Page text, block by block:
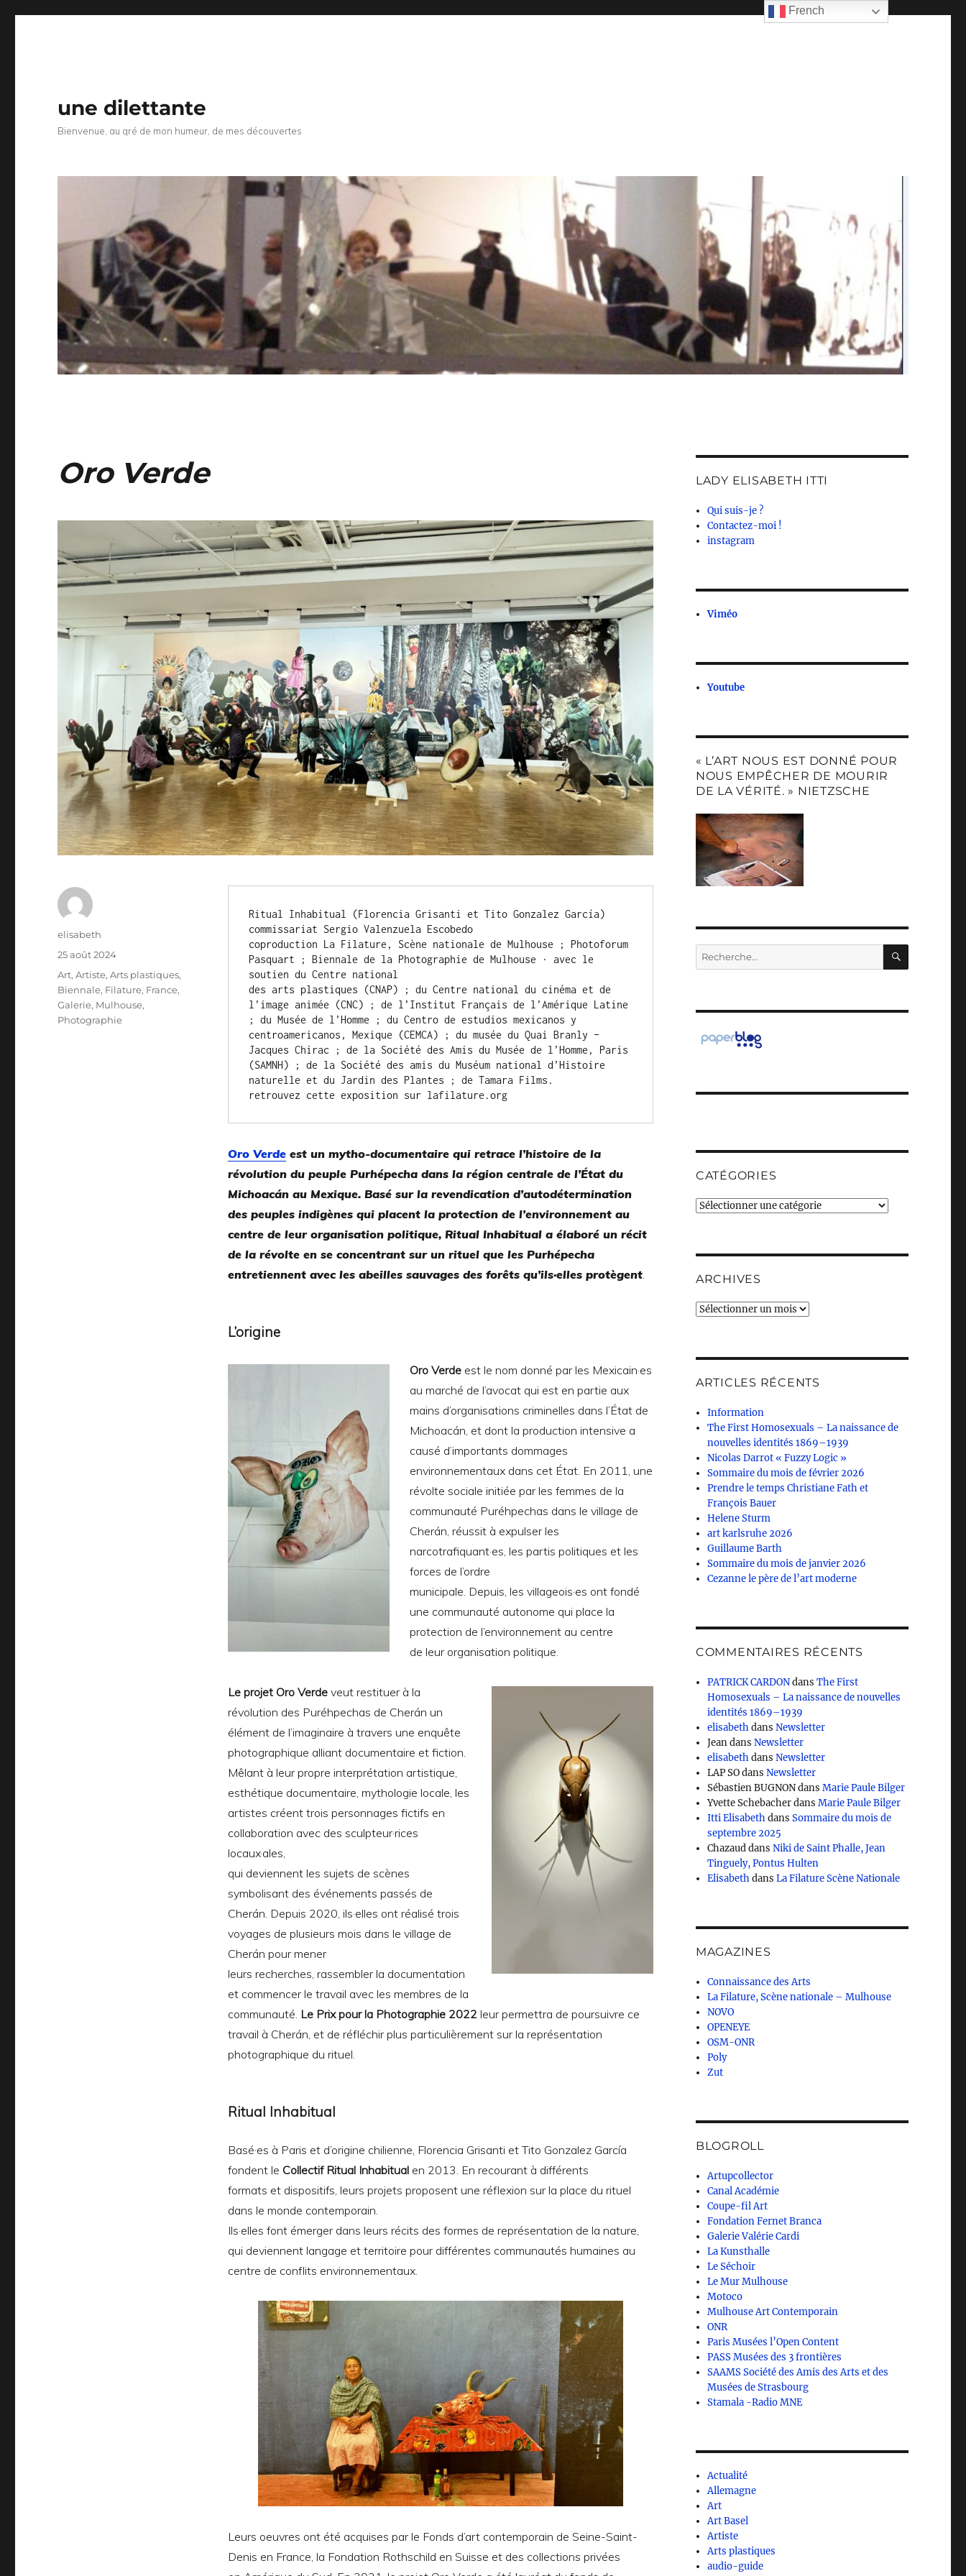
une dilettante
Bienvenue, au gré de mon humeur, de mes découvertes
Oro Verde
Ritual Inhabitual (Florencia Grisanti et Tito Gonzalez García)
commissariat Sergio Valenzuela Escobedo
coproduction La Filature, Scène nationale de Mulhouse ; Photoforum
Pasquart ; Biennale de la Photographie de Mulhouse · avec le
soutien du Centre national
des arts plastiques (CNAP) ; du Centre national du cinéma et de
l’image animée (CNC) ; de l’Institut Français de l’Amérique Latine
; du Musée de l’Homme ; du Centro de estudios mexicanos y
centroamericanos, Mexique (CEMCA) ; du musée du Quai Branly –
Jacques Chirac ; de la Société des Amis du Musée de l’Homme, Paris
(SAMNH) ; de la Société des amis du Muséum national d’Histoire
naturelle et du Jardin des Plantes ; de Tamara Films.
retrouvez cette exposition sur lafilature.org
Oro Verdeest un mytho-documentaire qui retrace l’histoire de la
révolution du peuple Purhépecha dans la région centrale de l’État du
Michoacán au Mexique. Basé sur la revendication d’autodétermination
des peuples indigènes qui placent la protection de l’environnement au
centre de leur organisation politique, Ritual Inhabitual a élaboré un récit
de la révolte en se concentrant sur un rituel que les Purhépecha
entretiennent avec les abeilles sauvages des forêts qu’ils·elles protègent.
L’origine
Oro Verdeest le nom donné par les Mexicain·es
au marché de l’avocat qui est en partie aux
mains d’organisations criminelles dans l’État de
Michoacán, et dont la production intensive a
causé d’importants dommages
environnementaux dans cet État. En 2011, une
révolte sociale initiée par les femmes de la
communauté Puréhpechas dans le village de
Cherán, réussit à expulser les
narcotrafiquant·es, les partis politiques et les
forces de l’ordre
municipale. Depuis, les villageois·es ont fondé
une communauté autonome qui place la
protection de l’environnement au centre
de leur organisation politique.
Le projet Oro Verdeveut restituer à la
révolution des Puréhpechas de Cherán un
élément de l’imaginaire à travers une enquête
photographique alliant documentaire et fiction.
Mêlant à leur propre interprétation artistique,
esthétique documentaire, mythologie locale, les
artistes créent trois personnages fictifs en
collaboration avec des sculpteur·rices
locaux·ales,
qui deviennent les sujets de scènes
symbolisant des événements passés de
Cherán. Depuis 2020, ils·elles ont réalisé trois
voyages de plusieurs mois dans le village de
Cherán pour mener
leurs recherches, rassembler la documentation
et commencer le travail avec les membres de la
communauté. Le Prix pour la Photographie 2022 leur permettra de poursuivre ce
travail à Cherán, et de réfléchir plus particulièrement sur la représentation
photographique du rituel.
Ritual Inhabitual
Basé·es à Paris et d’origine chilienne, Florencia Grisanti et Tito Gonzalez García
fondent le Collectif Ritual Inhabitualen 2013. En recourant à différents
formats et dispositifs, leurs projets proposent une réflexion sur la place du rituel
dans le monde contemporain.
Ils·elles font émerger dans leurs récits des formes de représentation de la nature,
qui deviennent langage et territoire pour différentes communautés humaines au
centre de conflits environnementaux.
Leurs oeuvres ont été acquises par le Fonds d’art contemporain de Seine-Saint-
Denis en France, la Fondation Rothschild en Suisse et des collections privées
Auteur
elisabeth
Publié
le
25 août 2024
Catégories
Art,Artiste,Arts plastiques,
Biennale, Filature, France,
Galerie, Mulhouse,
Photographie
LADY ELISABETH ITTI
Qui suis-je ?
Contactez-moi !
instagram
Viméo
Youtube
« L’ART NOUS EST DONNÉ POUR
NOUS EMPÊCHER DE MOURIR
DE LA VÉRITÉ. » NIETZSCHE
Recherche
pour :
CATÉGORIES
Catégories
ARCHIVES
Archives
ARTICLES RÉCENTS
Information
The First Homosexuals – La naissance de
nouvelles identités 1869–1939
Nicolas Darrot « Fuzzy Logic »
Sommaire du mois de février 2026
Prendre le temps Christiane Fath et
François Bauer
Helene Sturm
art karlsruhe 2026
Guillaume Barth
Sommaire du mois de janvier 2026
Cezanne le père de l’art moderne
COMMENTAIRES RÉCENTS
PATRICK CARDONdansThe First
Homosexuals – La naissance de nouvelles
identités 1869–1939
elisabethdansNewsletter
JeandansNewsletter
elisabethdansNewsletter
LAP SOdansNewsletter
Sébastien BUGNONdansMarie Paule Bilger
Yvette SchebacherdansMarie Paule Bilger
Itti ElisabethdansSommaire du mois de
septembre 2025
ChazauddansNiki de Saint Phalle, Jean
Tinguely, Pontus Hulten
ElisabethdansLa Filature Scène Nationale
MAGAZINES
Connaissance des Arts
La Filature, Scène nationale – Mulhouse
NOVO
OPENEYE
OSM-ONR
Poly
Zut
BLOGROLL
Artupcollector
Canal Académie
Coupe-fil Art
Fondation Fernet Branca
Galerie Valérie Cardi
La Kunsthalle
Le Séchoir
Le Mur Mulhouse
Motoco
Mulhouse Art Contemporain
ONR
Paris Musées l’Open Content
PASS Musées des 3 frontières
SAAMS Société des Amis des Arts et des
Musées de Strasbourg
Stamala -Radio MNE
Actualité
Allemagne
Art
Art Basel
Artiste
Arts plastiques
audio-guide
French